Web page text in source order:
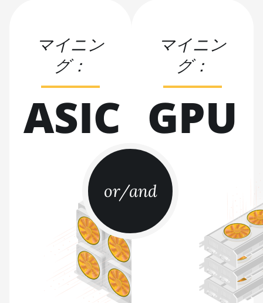
BITMAIN AntMiner S21 Hyd.
(335Th)
BITMAIN AntMiner S21
Immersion (301Th)
BITMAIN AntMiner S21 Pro
BITMAIN AntMiner S21 XP
BITMAIN AntMiner S21 XP
Hyd (473Th)
BITMAIN AntMiner S21 XP
Immersion (300Th)
BITMAIN AntMiner S21 XP+
Hyd (500Th)
BITMAIN AntMiner S21+
(216Th)
BITMAIN AntMiner S21+ Hyd
or/and
マイニン
グ：
ASIC
マイニン
グ：
GPU